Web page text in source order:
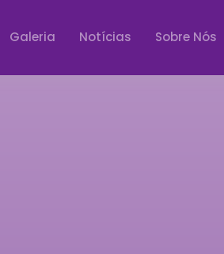
Galeria Notícias Sobre Nós